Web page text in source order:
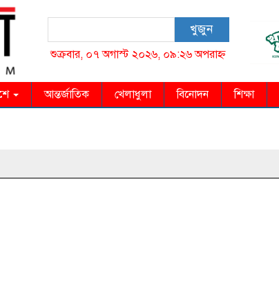
খুজুন
শুক্রবার, ০৭ অগাস্ট ২০২৬, ০৯:২৬ অপরাহ্ন
আন্তর্জাতিক খেলাধুলা বিনোদন শিক্ষা